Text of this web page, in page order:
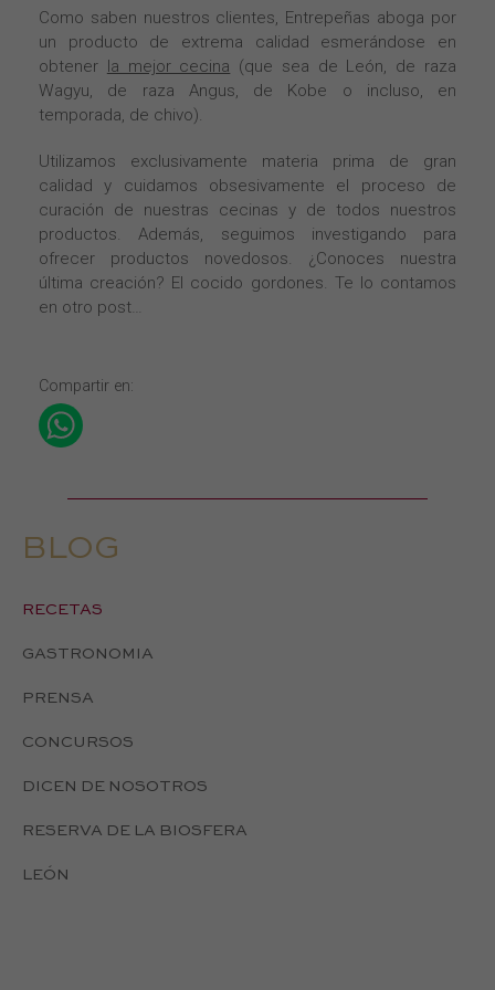
Como saben nuestros clientes, Entrepeñas aboga por
un producto de extrema calidad esmerándose en
obtener la mejor cecina (que sea de León, de raza
Wagyu, de raza Angus, de Kobe o incluso, en
temporada, de chivo).
Utilizamos exclusivamente materia prima de gran
calidad y cuidamos obsesivamente el proceso de
curación de nuestras cecinas y de todos nuestros
productos. Además, seguimos investigando para
ofrecer productos novedosos. ¿Conoces nuestra
última creación? El cocido gordones. Te lo contamos
en otro post…
Compartir en:
BLOG
RECETAS
GASTRONOMIA
PRENSA
CONCURSOS
DICEN DE NOSOTROS
RESERVA DE LA BIOSFERA
LEÓN